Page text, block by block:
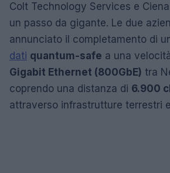
Colt Technology Services e
un passo da gigante. Le due
annunciato il completamento di
dati quantum-safe a una
Gigabit Ethernet (800GbE) tra
coprendo una distanza di 6.900
attraverso infrastrutture terrestri